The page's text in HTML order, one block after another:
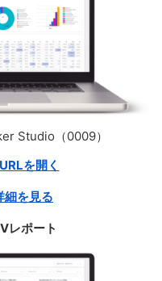
Studio（0009）
を開く
細を見る
レポート